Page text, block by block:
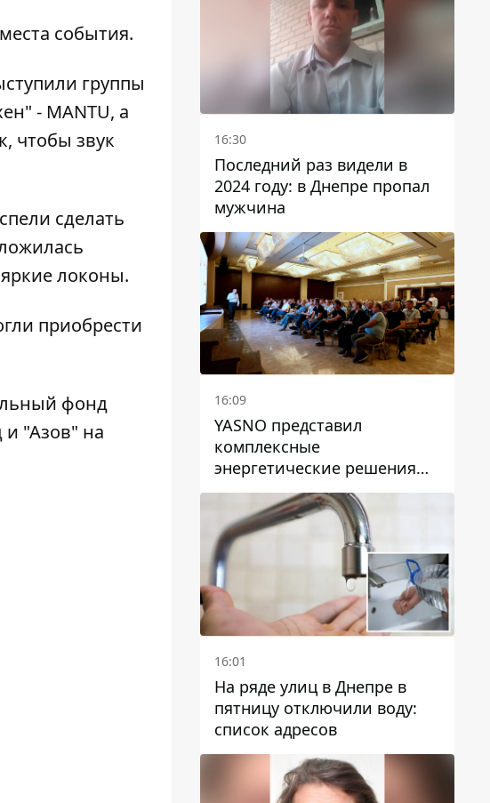
события.
группы
- MANTU, а
чтобы звук
сделать
локоны.
приобрести
фонд
и "Азов" на
16:30
Последний раз видели в
2024 году: в Днепре пропал
мужчина
16:09
YASNO представил
комплексные
энергетические решения
для бизнеса в Днепре
16:01
На ряде улиц в Днепре в
пятницу отключили воду:
список адресов